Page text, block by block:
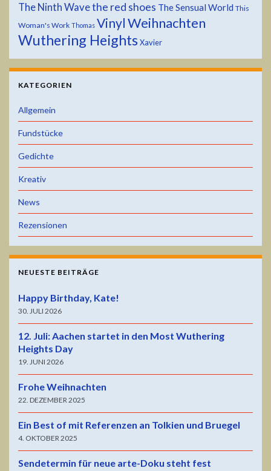
The Ninth Wavethe red shoes The Sensual World This
Woman's Work Thomas VinylWeihnachten
Wuthering Heights Xavier
KATEGORIEN
Allgemein
Fundstücke
Gedichte
Kreativ
News
Rezensionen
NEUESTE BEITRÄGE
Happy Birthday, Kate!
30. JULI 2026
12. Juli: Aachen startet in den Most Wuthering
Heights Day
19. JUNI 2026
Frohe Weihnachten
22. DEZEMBER 2025
Ein Best of mit Referenzen an Tolkien und Bruegel
4. OKTOBER 2025
Sendetermin für neue arte-Doku steht fest